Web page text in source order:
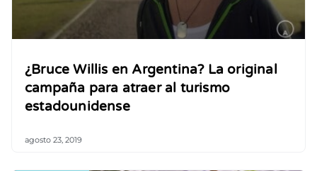
¿Bruce Willis en Argentina? La original
campaña para atraer al turismo
estadounidense
agosto 23, 2019